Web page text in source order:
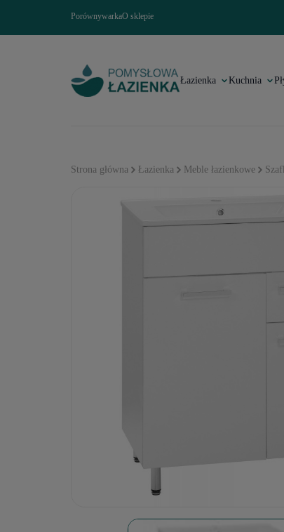
PorównywarkaO sklepie
Łazienka Kuchnia
Strona główna Łazienka Meble łazienkowe